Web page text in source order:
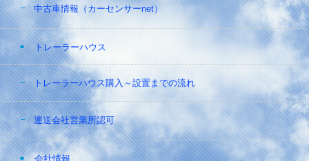
中古車情報（カーセンサーnet）
トレーラーハウス
トレーラーハウス購入～設置までの流れ
運送会社営業所認可
会社情報